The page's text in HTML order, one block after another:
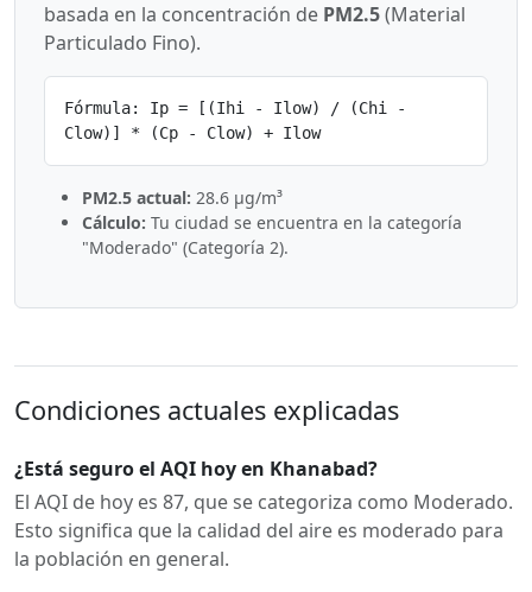
basada en la concentración de PM2.5(Material
Particulado Fino).
Fórmula: Ip = [(Ihi - Ilow) / (Chi -
Clow)] * (Cp - Clow) + Ilow
PM2.5 actual: 28.6 µg/m³
Cálculo: Tu ciudad se encuentra en la categoría
"Moderado" (Categoría 2).
Condiciones actuales explicadas
¿Está seguro el AQI hoy en Khanabad?
El AQI de hoy es 87, que se categoriza como Moderado.
Esto significa que la calidad del aire es moderado para
la población en general.